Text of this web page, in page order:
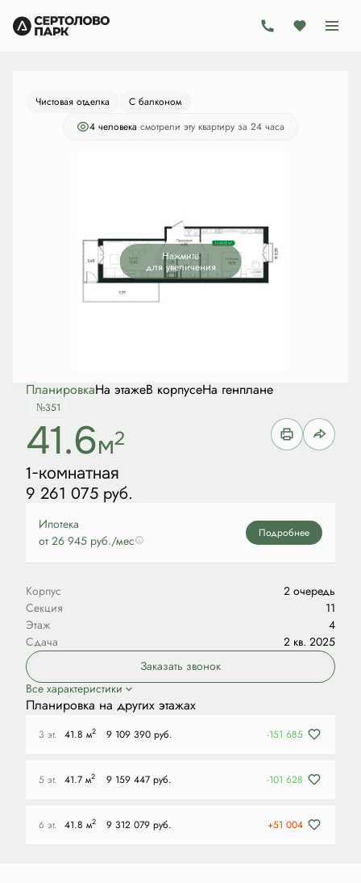
1-комнатная 9 261 075 руб.
Ипотекаот 26 945 руб./мес.
Чистовая отделка
С балконом
4 человекa смотрели эту квартиру за 24 часа
Нажмите
для увеличения
ПланировкаНа этажеВ корпусеНа генплане
№351
41.6м2
1-комнатная
9 261 075 руб.
Ипотека
от 26 945 руб./мес
Подробнее
Корпус
2 очередь
Секция
11
Этаж
4
Сдача
2 кв. 2025
Заказать звонок
Все характеристики
Планировка на других этажах
3 эт. 41.8 м2 9 109 390 руб. -151 685
5 эт. 41.7 м2 9 159 447 руб. -101 628
6 эт. 41.8 м2 9 312 079 руб. +51 004